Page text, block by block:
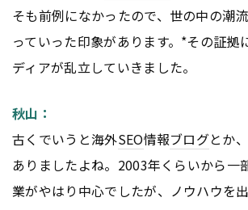
そも前例になかったので、世の中の潮
っていった印象があります。*その証拠
ディアが乱立していきました。
秋山：
古くでいうと海外SEO情報ブログとか、
ありましたよね。2003年くらいから一
業がやはり中心でしたが、ノウハウを